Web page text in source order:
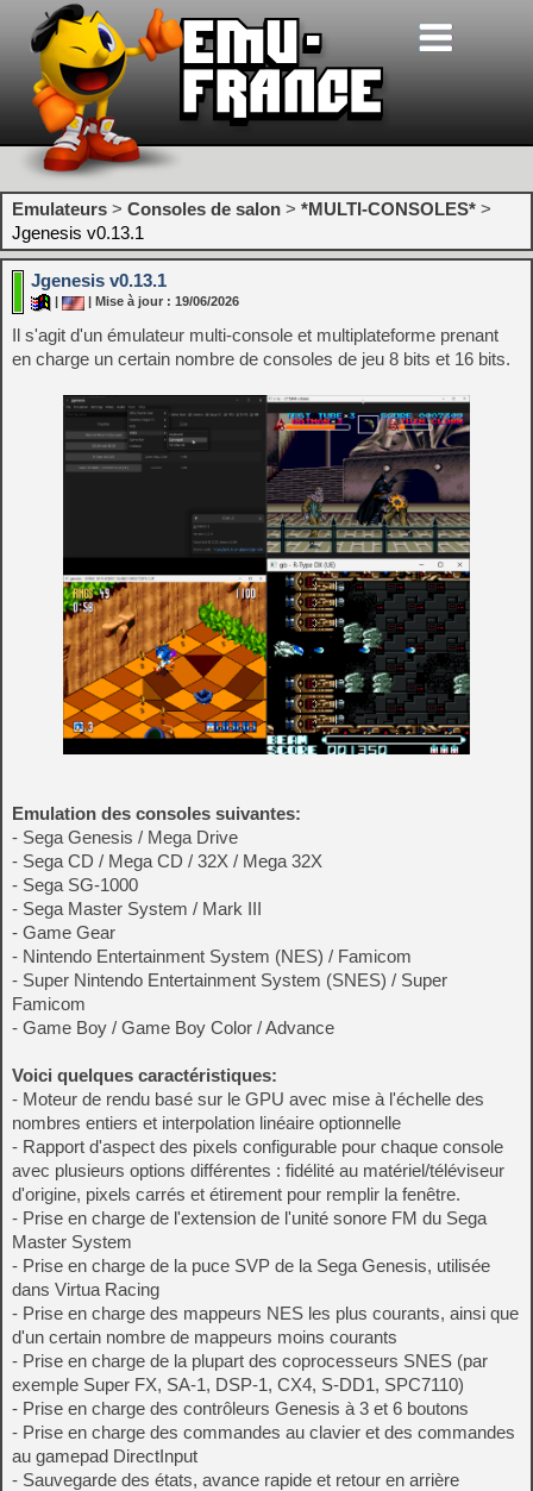
Emulateurs > Consoles de salon > *MULTI-CONSOLES* >
Jgenesis v0.13.1
Jgenesis v0.13.1
| Mise à jour : 19/06/2026
Il s'agit d'un émulateur multi-console et multiplateforme prenant
en charge un certain nombre de consoles de jeu 8 bits et 16 bits.
Emulation des consoles suivantes:
- Sega Genesis / Mega Drive
- Sega CD / Mega CD / 32X / Mega 32X
- Sega SG-1000
- Sega Master System / Mark III
- Game Gear
- Nintendo Entertainment System (NES) / Famicom
- Super Nintendo Entertainment System (SNES) / Super
Famicom
- Game Boy / Game Boy Color / Advance
Voici quelques caractéristiques:
- Moteur de rendu basé sur le GPU avec mise à l'échelle des
nombres entiers et interpolation linéaire optionnelle
- Rapport d'aspect des pixels configurable pour chaque console
avec plusieurs options différentes : fidélité au matériel/téléviseur
d'origine, pixels carrés et étirement pour remplir la fenêtre.
- Prise en charge de l'extension de l'unité sonore FM du Sega
Master System
- Prise en charge de la puce SVP de la Sega Genesis, utilisée
dans Virtua Racing
- Prise en charge des mappeurs NES les plus courants, ainsi que
d'un certain nombre de mappeurs moins courants
- Prise en charge de la plupart des coprocesseurs SNES (par
exemple Super FX, SA-1, DSP-1, CX4, S-DD1, SPC7110)
- Prise en charge des contrôleurs Genesis à 3 et 6 boutons
- Prise en charge des commandes au clavier et des commandes
au gamepad DirectInput
- Sauvegarde des états, avance rapide et retour en arrière